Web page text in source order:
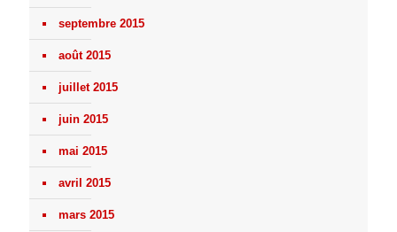
septembre 2015
août 2015
juillet 2015
juin 2015
mai 2015
avril 2015
mars 2015